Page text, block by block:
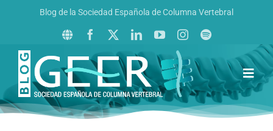
Blog de la Sociedad Española de Columna Vertebral
Inicio